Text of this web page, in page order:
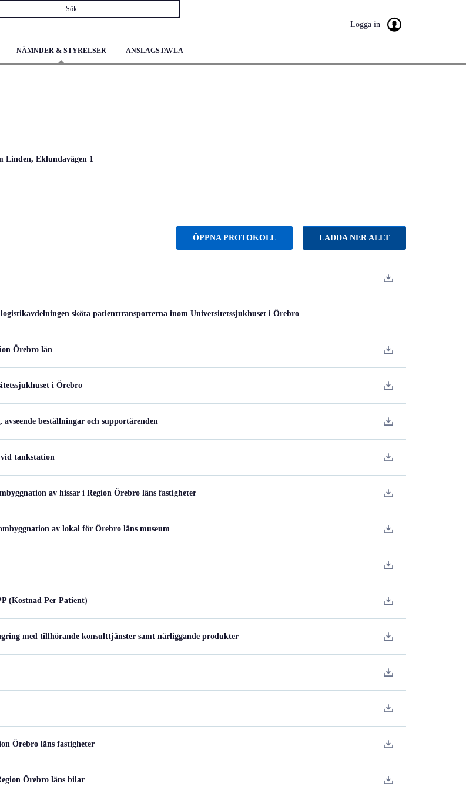
Logga in
NÄMNDER & STYRELSER ANSLAGSTAVLA
Linden, Eklundavägen 1
ÖPPNA PROTOKOLL LADDA NER ALLT
sköta patienttransporterna inom Universitetssjukhuset i Örebro
Örebro län
i Örebro
beställningar och supportärenden
tankstation
av hissar i Region Örebro läns fastigheter
av lokal för Örebro läns museum
(Kostnad Per Patient)
med tillhörande konsulttjänster samt närliggande produkter
Örebro läns fastigheter
Örebro läns bilar